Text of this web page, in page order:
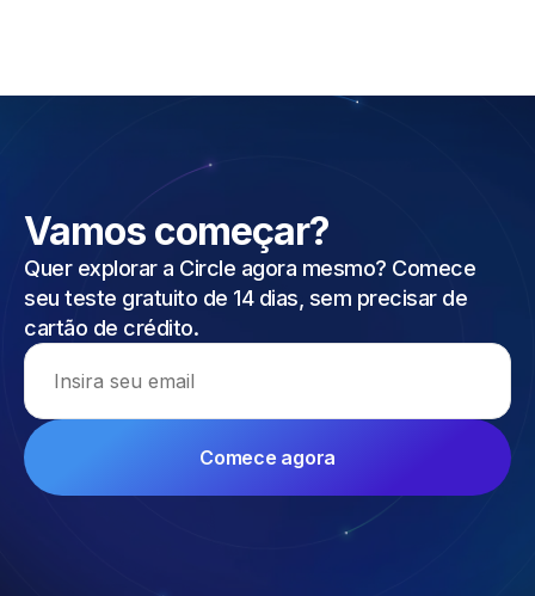
Vamos começar?
Quer explorar a Circle agora mesmo? Comece
seu teste gratuito de 14 dias, sem precisar de
cartão de crédito.
Email address
Comece agora